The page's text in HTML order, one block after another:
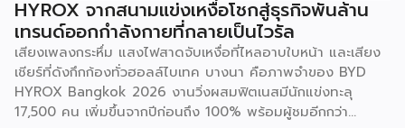
มาตรฐานที่ดีไว้ได้ โดยเกณฑ์การประเมินจะมุ่งเน้นไปที่การป้องกัน
โรคในกลุ่มคนทำงานออฟฟิศ ครอบคลุม 3 ด้าน 6 ตัวชี้วัด ได้แก่
1.ด้านระบบเผาผลาญ ประเมินค่าสมดุลระหว่างไขมันสะสมกับไข
มันที่ช่วยทำความสะอาดหลอดเลือด (Triglyceride-to-HDL
ratio) ระดับไขมันที่เกาะตามอวัยวะภายในช่องท้อง (Visceral Fat
Rating) และวัดค่าคอเลสเตอรอลชนิดไขมันไม่ดี (LDL) 2.ด้าน
HYROX จากสนามแข่งเหงื่อโชกสู่ธุรกิจพันล้าน
เทรนด์ออกกำลังกายที่กลายเป็นไวรัล
เสียงเพลงกระหึ่ม แสงไฟสาดจับเหงื่อที่ไหลอาบใบหน้า และเสียง
เชียร์ที่ดังกึกก้องทั่วฮอลล์ไบเทค บางนา คือภาพจำของ BYD
HYROX Bangkok 2026 งานวิ่งผสมฟิตเนสมีนักแข่งทะลุ
17,500 คน เพิ่มขึ้นจากปีก่อนถึง 100% พร้อมผู้ชมอีกกว่า